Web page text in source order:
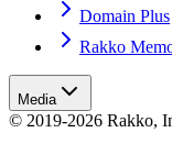
Domain Plus
Rakko
Media
© 2019-2026 Rakko,